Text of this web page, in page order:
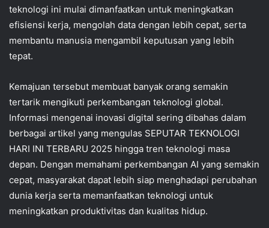
teknologi ini mulai dimanfaatkan untuk meningkatkan
efisiensi kerja, mengolah data dengan lebih cepat, serta
membantu manusia mengambil keputusan yang lebih
tepat.
Kemajuan tersebut membuat banyak orang semakin
tertarik mengikuti perkembangan teknologi global.
Informasi mengenai inovasi digital sering dibahas dalam
berbagai artikel yang mengulas SEPUTAR TEKNOLOGI
HARI INI TERBARU 2025 hingga tren teknologi masa
depan. Dengan memahami perkembangan AI yang semakin
cepat, masyarakat dapat lebih siap menghadapi perubahan
dunia kerja serta memanfaatkan teknologi untuk
meningkatkan produktivitas dan kualitas hidup.